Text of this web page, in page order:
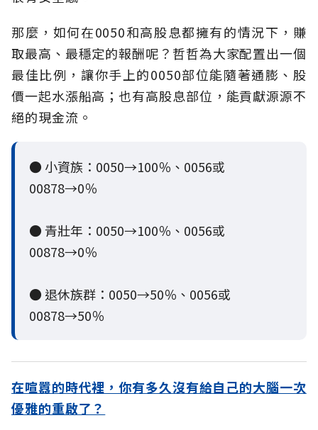
那麼，如何在0050和高股息都擁有的情況下，賺
取最高、最穩定的報酬呢？哲哲為大家配置出一個
最佳比例，讓你手上的0050部位能隨著通膨、股
價一起水漲船高；也有高股息部位，能貢獻源源不
絕的現金流。
● 小資族：0050→100％、0056或
00878→0％
● 青壯年：0050→100％、0056或
00878→0％
● 退休族群：0050→50％、0056或
00878→50％
在喧囂的時代裡，你有多久沒有給自己的大腦一次
優雅的重啟了？